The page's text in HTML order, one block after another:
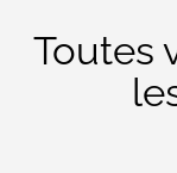
Toutes